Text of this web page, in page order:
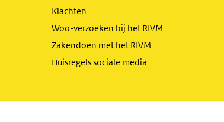
Klachten
Woo-verzoeken bij het RIVM
Zakendoen met het RIVM
Huisregels sociale media